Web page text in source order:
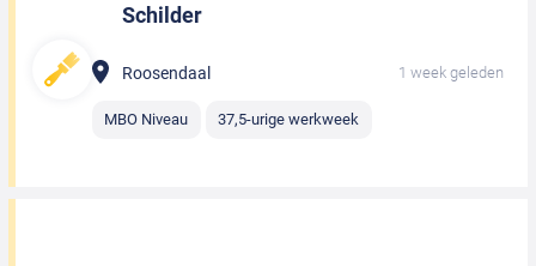
Schilder
Roosendaal 1 week geleden
MBO Niveau 37,5-urige werkweek